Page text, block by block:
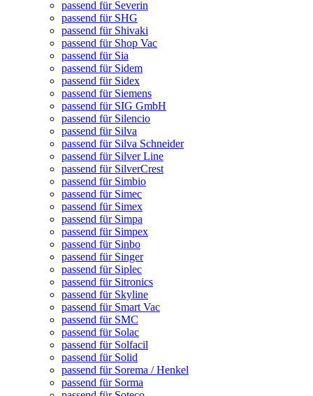
passend für Severin
passend für SHG
passend für Shivaki
passend für Shop Vac
passend für Sia
passend für Sidem
passend für Sidex
passend für Siemens
passend für SIG GmbH
passend für Silencio
passend für Silva
passend für Silva Schneider
passend für Silver Line
passend für SilverCrest
passend für Simbio
passend für Simec
passend für Simex
passend für Simpa
passend für Simpex
passend für Sinbo
passend für Singer
passend für Siplec
passend für Sitronics
passend für Skyline
passend für Smart Vac
passend für SMC
passend für Solac
passend für Solfacil
passend für Solid
passend für Sorema / Henkel
passend für Sorma